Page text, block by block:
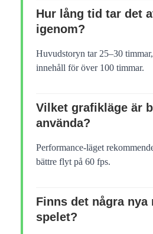
Hur lång tid tar det
igenom?
Huvudstoryn tar 25–30
innehåll för över 100 timmar.
Vilket grafikläge är
använda?
Performance-läget
bättre flyt på 60 fps.
Finns det några nya
spelet?